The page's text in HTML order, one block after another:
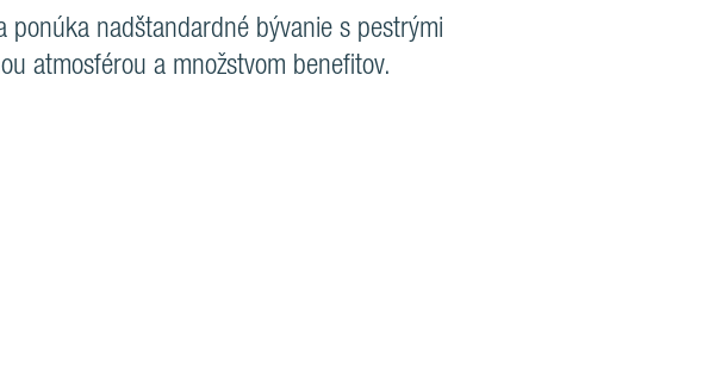
ponúka nadštandardné bývanie s pestrými
atmosférou a množstvom benefitov.